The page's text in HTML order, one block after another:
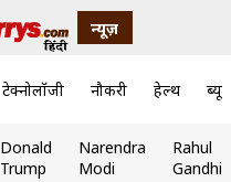
न्यूज़
टेक्नोलॉजी नौकरी हेल्थ
Donald
Trump
Narendra
Modi
Rahul
Gandhi